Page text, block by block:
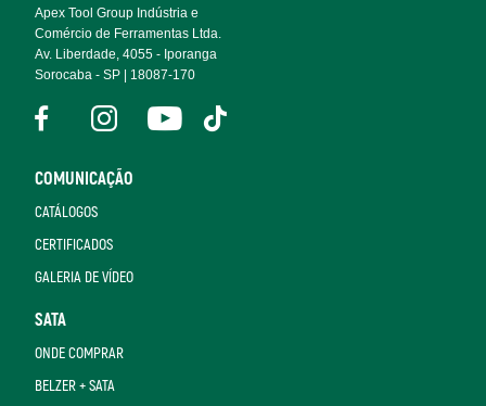
Apex Tool Group Indústria e
Comércio de Ferramentas Ltda.
Av. Liberdade, 4055 - Iporanga
Sorocaba - SP | 18087-170
COMUNICAÇÃO
CATÁLOGOS
CERTIFICADOS
GALERIA DE VÍDEO
SATA
ONDE COMPRAR
BELZER + SATA